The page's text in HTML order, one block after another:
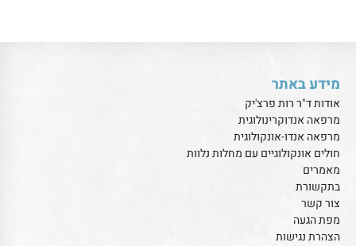
מידע באתר
אודות ד"ר רות פרצ'יק
מרפאה אנדוקרינולוגית
מרפאה אנדו-אונקולוגית
חולים אונקולוגיים עם מחלות נלוות
מאמרים
בתקשורת
צור קשר
מפת הגעה
הצהרת נגישות